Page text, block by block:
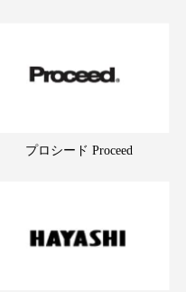
プロシード Proceed